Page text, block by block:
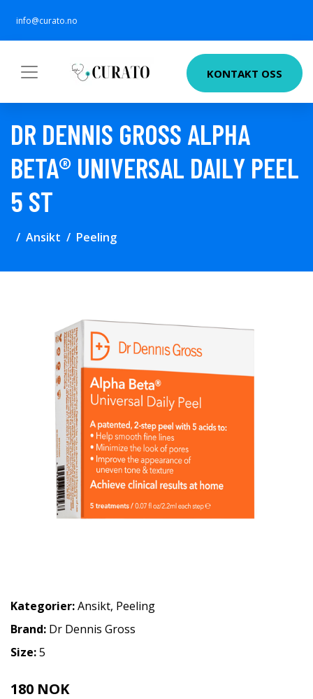
info@curato.no
KONTAKT OSS
DR DENNIS GROSS ALPHA
BETA® UNIVERSAL DAILY PEEL
5 ST
Ansikt Peeling
Kategorier:Ansikt, Peeling
Brand: Dr Dennis Gross
Size:5
180 NOK